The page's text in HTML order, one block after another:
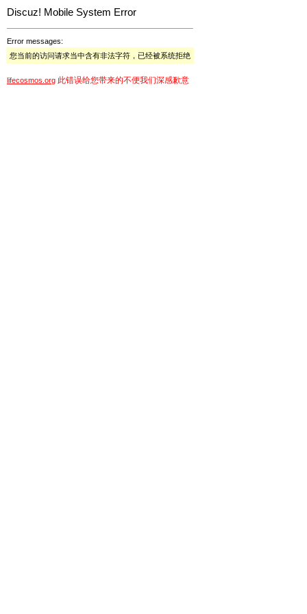
Discuz! Mobile System Error
Error messages:
您当前的访问请求当中含有非法字符，已经被系统拒绝
lifecosmos.org 此错误给您带来的不便我们深感歉意